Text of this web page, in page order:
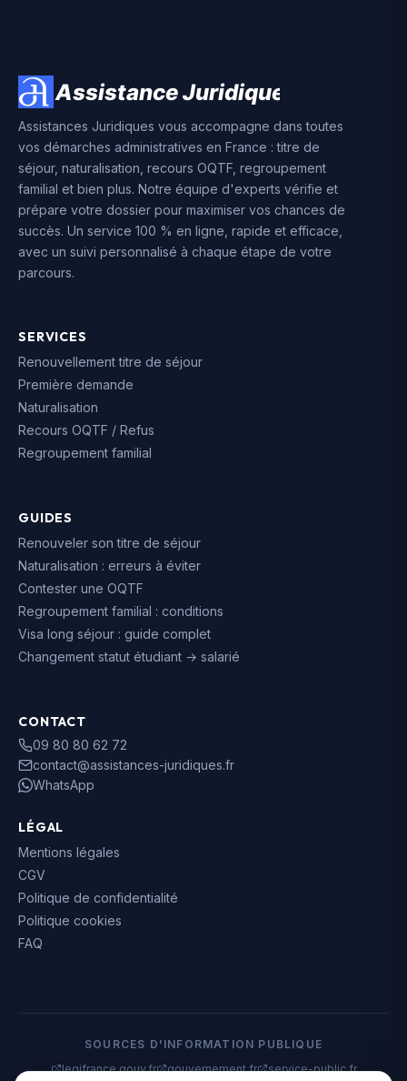
Assistances Juridiques vous accompagne dans toutes
vos démarches administratives en France : titre de
séjour, naturalisation, recours OQTF, regroupement
familial et bien plus. Notre équipe d'experts vérifie et
prépare votre dossier pour maximiser vos chances de
succès. Un service 100 % en ligne, rapide et efficace,
avec un suivi personnalisé à chaque étape de votre
parcours.
SERVICES
Renouvellement titre de séjour
Première demande
Naturalisation
Recours OQTF / Refus
Regroupement familial
GUIDES
Renouveler son titre de séjour
Naturalisation : erreurs à éviter
Contester une OQTF
Regroupement familial : conditions
Visa long séjour : guide complet
Changement statut étudiant → salarié
CONTACT
09 80 80 62 72
contact@assistances-juridiques.fr
WhatsApp
LÉGAL
Mentions légales
CGV
Politique de confidentialité
Politique cookies
FAQ
SOURCES D'INFORMATION PUBLIQUE
legifrance.gouv.fr
gouvernement.fr
service-public.fr